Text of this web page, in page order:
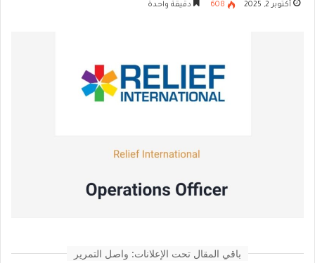
أكتوبر 2, 2025 608 دقيقة واحدة
باقي المقال تحت الإعلانات: واصل التمرير